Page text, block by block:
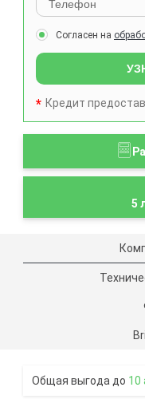
Согласен на
Кредит
5
10